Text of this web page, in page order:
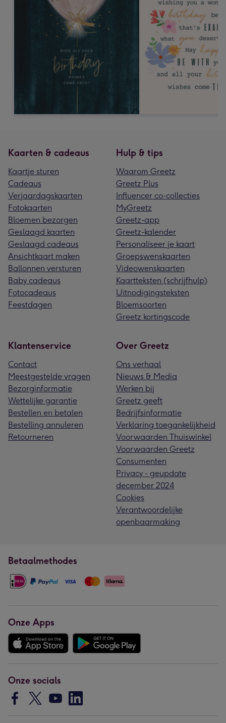
Kaarten & cadeaus
Kaartje sturen
Cadeaus
Verjaardagskaarten
Fotokaarten
Bloemen bezorgen
Geslaagd kaarten
Geslaagd cadeaus
Ansichtkaart maken
Ballonnen versturen
Baby cadeaus
Fotocadeaus
Feestdagen
Hulp & tips
Waarom Greetz
Greetz Plus
Influencer co-collecties
MyGreetz
Greetz-app
Greetz-kalender
Personaliseer je kaart
Groepswenskaarten
Videowenskaarten
Kaartteksten (schrijfhulp)
Uitnodigingsteksten
Bloemsoorten
Greetz kortingscode
Klantenservice
Contact
Meestgestelde vragen
Bezorginformatie
Wettelijke garantie
Bestellen en betalen
Bestelling annuleren
Retourneren
Over Greetz
Ons verhaal
Nieuws & Media
Werken bij
Greetz geeft
Bedrijfsinformatie
Verklaring toegankelijkheid
Voorwaarden Thuiswinkel
Voorwaarden Greetz
Consumenten
Privacy - geupdate
december 2024
Cookies
Verantwoordelijke
openbaarmaking
Betaalmethodes
Onze Apps
Onze socials